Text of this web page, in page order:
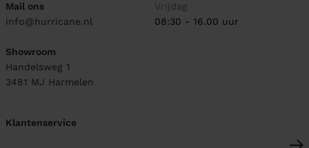
Mail ons
info@hurricane.nl
Showroom
Handelsweg 1
3481 MJ Harmelen
Vrijdag
08:30 - 16.00 uur
Klantenservice